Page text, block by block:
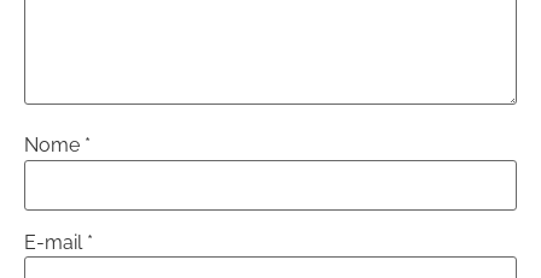
Nome *
E-mail *